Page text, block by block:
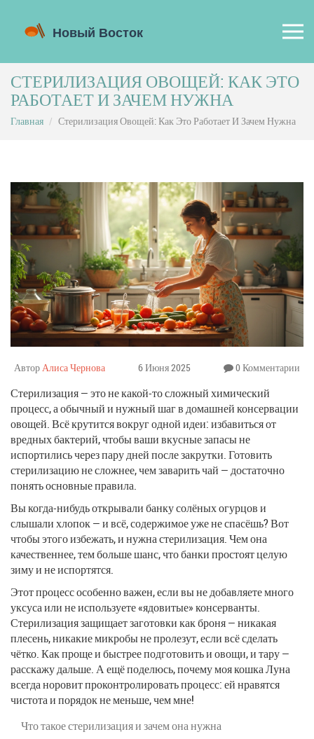
СТЕРИЛИЗАЦИЯ ОВОЩЕЙ: КАК ЭТО
РАБОТАЕТ И ЗАЧЕМ НУЖНА
Главная Стерилизация Овощей: Как Это Работает И Зачем Нужна
АвторАлиса Чернова 6 Июня 2025 0 Комментарии
Стерилизация — это не какой-то сложный химический
процесс, а обычный и нужный шаг в домашней консервации
овощей. Всё крутится вокруг одной идеи: избавиться от
вредных бактерий, чтобы ваши вкусные запасы не
испортились через пару дней после закрутки. Готовить
стерилизацию не сложнее, чем заварить чай — достаточно
понять основные правила.
Вы когда-нибудь открывали банку солёных огурцов и
слышали хлопок — и всё, содержимое уже не спасёшь? Вот
чтобы этого избежать, и нужна стерилизация. Чем она
качественнее, тем больше шанс, что банки простоят целую
зиму и не испортятся.
Этот процесс особенно важен, если вы не добавляете много
уксуса или не используете «ядовитые» консерванты.
Стерилизация защищает заготовки как броня — никакая
плесень, никакие микробы не пролезут, если всё сделать
чётко. Как проще и быстрее подготовить и овощи, и тару —
расскажу дальше. А ещё поделюсь, почему моя кошка Луна
всегда норовит проконтролировать процесс: ей нравятся
чистота и порядок не меньше, чем мне!
Что такое стерилизация и зачем она нужна